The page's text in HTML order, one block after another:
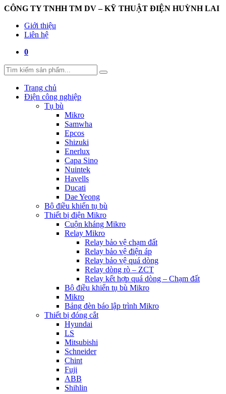
CÔNG TY TNHH TM DV – KỸ THUẬT ĐIỆN HUỲNH LAI
Giới thiệu
Liên hệ
0
Trang chủ
Điện công nghiệp
Tụ bù
Mikro
Samwha
Epcos
Shizuki
Enerlux
Capa Sino
Nuintek
Havells
Ducati
Dae Yeong
Bộ điều khiển tụ bù
Thiết bị điện Mikro
Cuộn kháng Mikro
Relay Mikro
Relay bảo vệ chạm đất
Relay bảo vệ điện áp
Relay bảo vệ quá dòng
Relay dòng rò – ZCT
Relay kết hợp quá dòng – Chạm đất
Bộ điều khiển tụ bù Mikro
Mikro
Bảng đèn báo lập trình Mikro
Thiết bị đóng cắt
Hyundai
LS
Mitsubishi
Schneider
Chint
Fuji
ABB
Shihlin